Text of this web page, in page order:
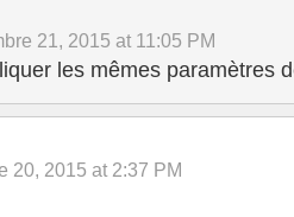
21, 2015 at 11:05 PM
les mêmes paramètres
20, 2015 at 2:37 PM